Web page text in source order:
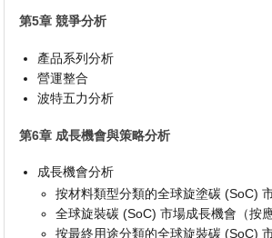
第5章 競爭分析
產品系列分析
營運整合
波特五力分析
第6章 成長機會與策略分析
成長機會分析
按材料類型分類的全球旋塗碳 (SoC)
全球旋裝碳 (SoC) 市場成長機會（按應
按最終用途分類的全球旋裝碳 (SoC)